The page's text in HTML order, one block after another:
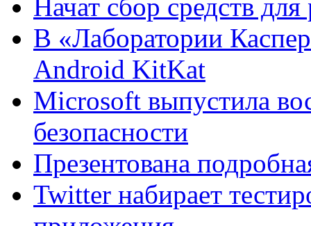
Начат сбор средств
В «Лаборатории
Android KitKat
Microsoft выпустила
безопасности
Презентована
Twitter набирает